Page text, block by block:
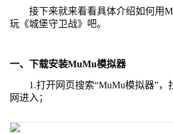
接下来就来看看具体介绍如何用
玩《城堡守卫战》吧。
一、下载安装MuMu模拟器
1.打开网页搜索“MuMu模拟器”，
网进入；